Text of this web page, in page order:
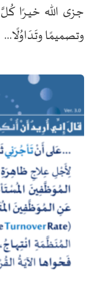
الله خيـرًا
وتَدَاوُلًا…
قال إني أريد